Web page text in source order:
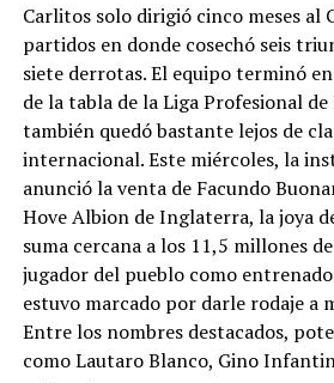
Carlitos solo dirigió cinco meses al
partidos en donde cosechó seis
siete derrotas. El equipo terminó
de la tabla de la Liga Profesional
también quedó bastante lejos de
internacional. Este miércoles, la
anunció la venta de Facundo
Hove Albion de Inglaterra, la joya
suma cercana a los 11,5 millones
jugador del pueblo como
estuvo marcado por darle rodaje a
Entre los nombres destacados,
como Lautaro Blanco, Gino